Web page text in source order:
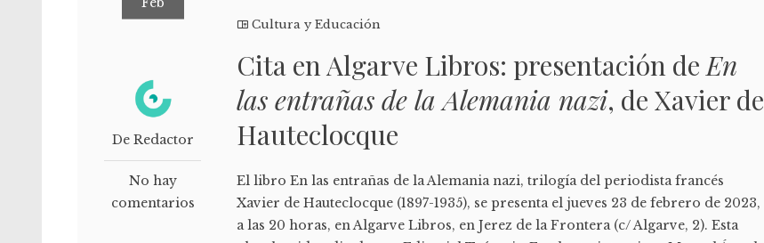
De Redactor
No hay
comentarios
Cultura y Educación
Cita en Algarve Libros: presentación deEn
las entrañas de la Alemania nazi, de Xavier de
Hauteclocque
El libro En las entrañas de la Alemania nazi, trilogía del periodista francés
Xavier de Hauteclocque (1897-1935), se presenta el jueves 23 de febrero de 2023,
a las 20 horas, en Algarve Libros, en Jerez de la Frontera (c/ Algarve, 2). Esta